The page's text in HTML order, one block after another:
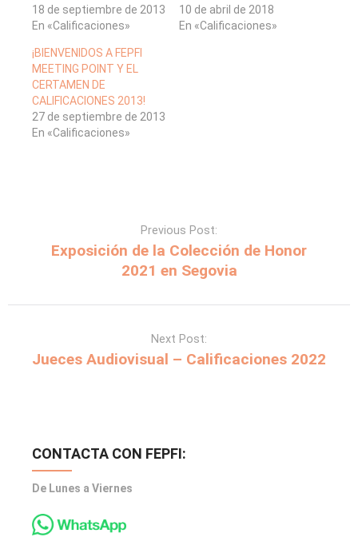
18 de septiembre de 2013
En «Calificaciones»
10 de abril de 2018
En «Calificaciones»
¡BIENVENIDOS A FEPFI
MEETING POINT Y EL
CERTAMEN DE
CALIFICACIONES 2013!
27 de septiembre de 2013
En «Calificaciones»
Previous Post:
Exposición de la Colección de Honor
2021 en Segovia
Next Post:
Jueces Audiovisual – Calificaciones 2022
CONTACTA CON FEPFI:
De Lunes a Viernes